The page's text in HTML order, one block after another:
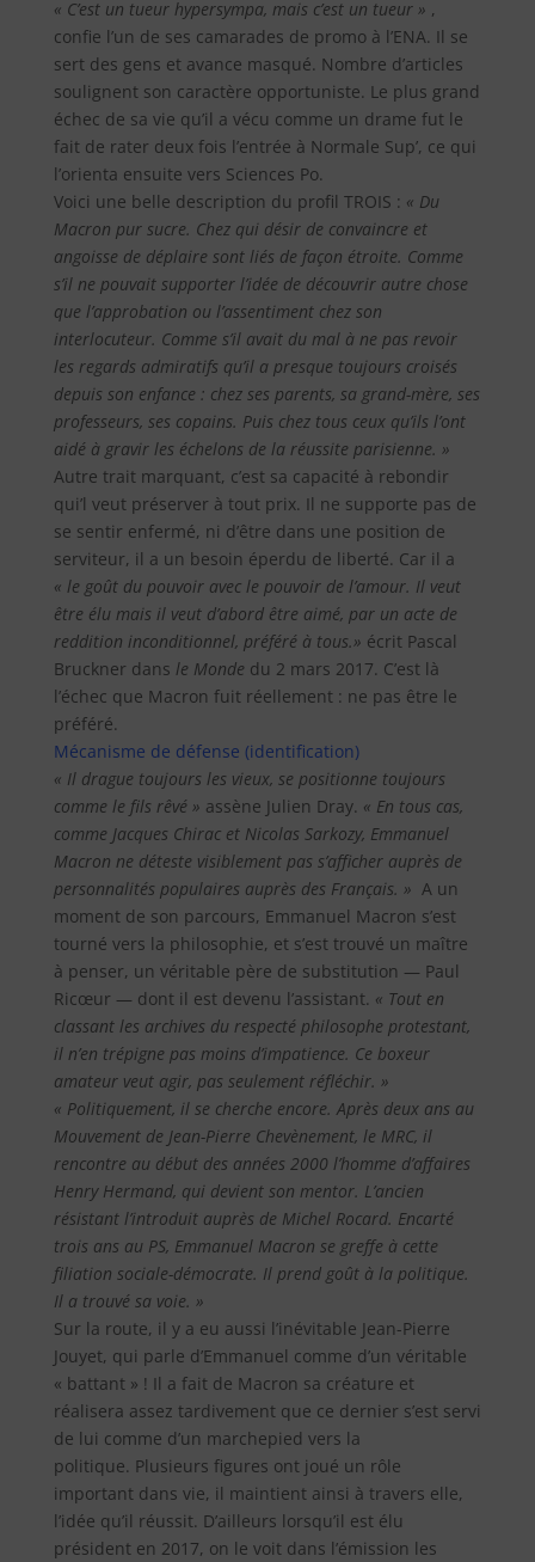
« C’est un tueur hypersympa, mais c’est un tueur » ,
confie l’un de ses camarades de promo à l’ENA. Il se
sert des gens et avance masqué. Nombre d’articles
soulignent son caractère opportuniste. Le plus grand
échec de sa vie qu’il a vécu comme un drame fut le
fait de rater deux fois l’entrée à Normale Sup’, ce qui
l’orienta ensuite vers Sciences Po.
Voici une belle description du profil TROIS : « Du
Macron pur sucre. Chez qui désir de convaincre et
angoisse de déplaire sont liés de façon étroite. Comme
s’il ne pouvait supporter l’idée de découvrir autre chose
que l’approbation ou l’assentiment chez son
interlocuteur. Comme s’il avait du mal à ne pas revoir
les regards admiratifs qu’il a presque toujours croisés
depuis son enfance : chez ses parents, sa grand-mère, ses
professeurs, ses copains. Puis chez tous ceux qu’ils l’ont
aidé à gravir les échelons de la réussite parisienne. »
Autre trait marquant, c’est sa capacité à rebondir
qui’l veut préserver à tout prix. Il ne supporte pas de
se sentir enfermé, ni d’être dans une position de
serviteur, il a un besoin éperdu de liberté. Car il a
« le goût du pouvoir avec le pouvoir de l’amour. Il veut
être élu mais il veut d’abord être aimé, par un acte de
reddition inconditionnel, préféré à tous.» écrit Pascal
Bruckner dans le Monde du 2 mars 2017. C’est là
l’échec que Macron fuit réellement : ne pas être le
préféré.
Mécanisme de défense (identification)
« Il drague toujours les vieux, se positionne toujours
comme le fils rêvé » assène Julien Dray. « En tous cas,
comme Jacques Chirac et Nicolas Sarkozy, Emmanuel
Macron ne déteste visiblement pas s’afficher auprès de
personnalités populaires auprès des Français. » A un
moment de son parcours, Emmanuel Macron s’est
tourné vers la philosophie, et s’est trouvé un maître
à penser, un véritable père de substitution — Paul
Ricœur — dont il est devenu l’assistant. « Tout en
classant les archives du respecté philosophe protestant,
il n’en trépigne pas moins d’impatience. Ce boxeur
amateur veut agir, pas seulement réfléchir. »
« Politiquement, il se cherche encore. Après deux ans au
Mouvement de Jean-Pierre Chevènement, le MRC, il
rencontre au début des années 2000 l’homme d’affaires
Henry Hermand, qui devient son mentor. L’ancien
résistant l’introduit auprès de Michel Rocard. Encarté
trois ans au PS, Emmanuel Macron se greffe à cette
filiation sociale-démocrate. Il prend goût à la politique.
Il a trouvé sa voie. »
Sur la route, il y a eu aussi l’inévitable Jean-Pierre
Jouyet, qui parle d’Emmanuel comme d’un véritable
« battant » ! Il a fait de Macron sa créature et
réalisera assez tardivement que ce dernier s’est servi
de lui comme d’un marchepied vers la
politique. Plusieurs figures ont joué un rôle
important dans vie, il maintient ainsi à travers elle,
l’idée qu’il réussit. D’ailleurs lorsqu’il est élu
président en 2017, on le voit dans l’émission les